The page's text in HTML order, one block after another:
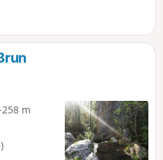
des
faire en
à tous.
m